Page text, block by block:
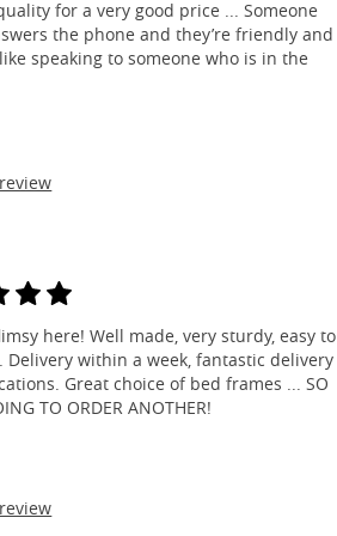
for a very good price ... Someone
the phone and they’re friendly and
speaking to someone who is in the
here! Well made, very sturdy, easy to
Delivery within a week, fantastic delivery
Great choice of bed frames ... SO
TO ORDER ANOTHER!